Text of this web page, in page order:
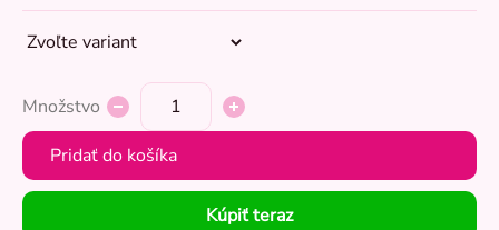
Množstvo
Pridať do košíka
Kúpiť teraz